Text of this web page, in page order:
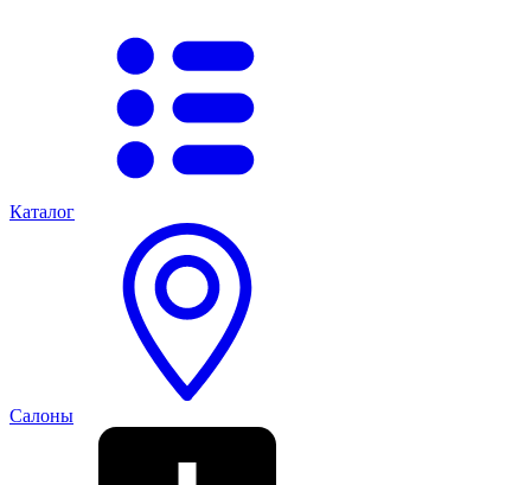
Каталог
Салоны